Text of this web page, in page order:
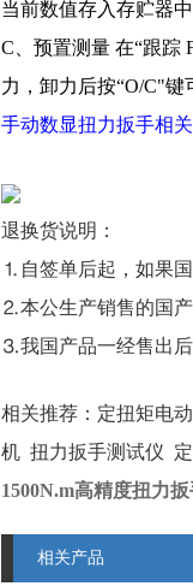
当前数值存入存贮器
C、预置测量 在“跟踪
力，卸力后按“O/C"键
手动数显扭力扳手相
退换货说明：
⒈自签单后起，如果
⒉本公生产销售的国
⒊我国产品一经售出
相关推荐： 定扭矩电
机 扭力扳手测试仪
1500N.m高精度扭力
相关产品